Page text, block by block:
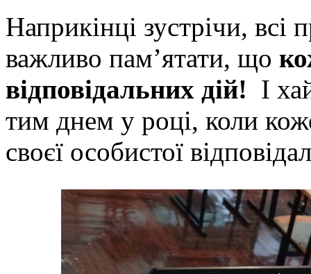
Наприкінці зустрічи, всі
важливо пам’ятати, що
відповідальних дій! І
тим днем у році, коли
своєї особистої